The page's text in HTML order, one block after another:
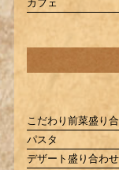
カフェ
こだわり前菜盛り
パスタ
デザート盛り合わせ